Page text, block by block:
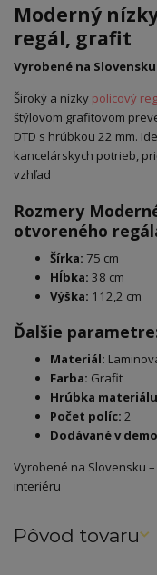
Moderný
regál, grafit
Vyrobené na Slovensku
Široký a nízky policový
štýlovom grafitovom
DTD s hrúbkou 22 mm.
kancelárskych potrieb,
vzhľad
Rozmery
otvoreného
Šírka: 75 cm
Hĺbka: 38 cm
Výška: 112,2 cm
Ďalšie
Materiál:
Farba: Grafit
Hrúbka
Počet políc: 2
Dodávané v
Vyrobené na Slovensku
interiéru
Pôvod tovaru